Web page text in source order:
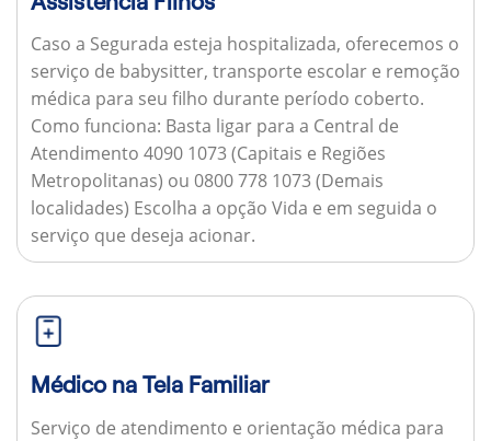
Caso a Segurada esteja hospitalizada, oferecemos o
serviço de babysitter, transporte escolar e remoção
médica para seu filho durante período coberto.
Como funciona: Basta ligar para a Central de
Atendimento 4090 1073 (Capitais e Regiões
Metropolitanas) ou 0800 778 1073 (Demais
localidades) Escolha a opção Vida e em seguida o
serviço que deseja acionar.
Médico na Tela Familiar
Serviço de atendimento e orientação médica para